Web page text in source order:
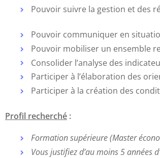
Pouvoir suivre la gestion et des
Pouvoir communiquer en
Pouvoir mobiliser un ensemble
Consolider l’analyse des
Participer à l’élaboration des
Participer à la création des
Profil recherché :
Formation supérieure (Master
Vous justifiez d’au moins 5 années